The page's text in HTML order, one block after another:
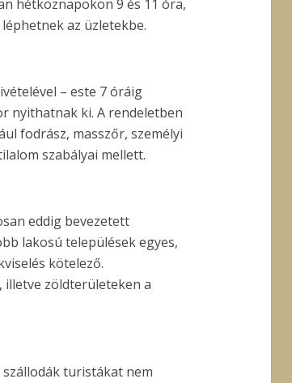
hétköznapokon 9 és 11 óra,
az üzletekbe.
– este 7 óráig
nyithatnak ki. A rendeletben
fodrász, masszőr, személyi
szabályai mellett.
eddig bevezetett
lakosú települések egyes,
kötelező.
zöldterületeken a
turistákat nem